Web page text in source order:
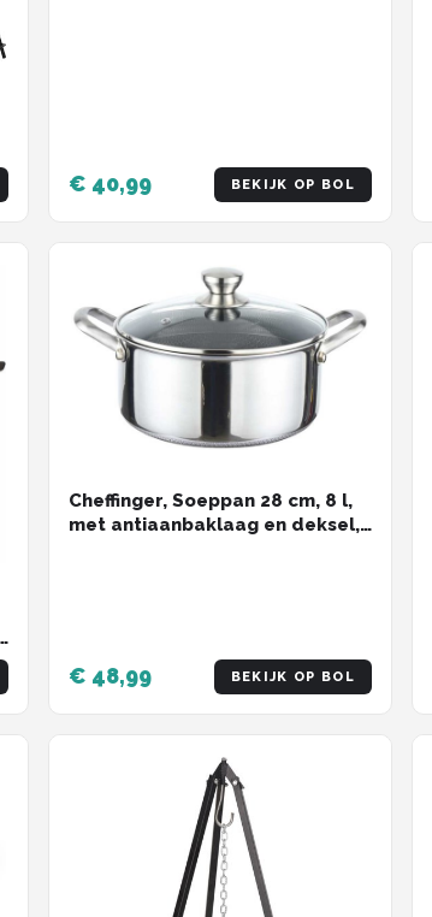
€ 40,99 BEKIJK OP BOL
Cheffinger, Soeppan 28 cm, 8 l,
met antiaanbaklaag en deksel,
€ 48,99 BEKIJK OP BOL